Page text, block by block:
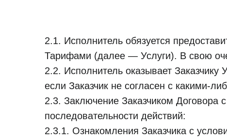
2.1. Исполнитель обязуется
Тарифами (далее — Услуги). В свою
2.2. Исполнитель оказывает Заказчику
если Заказчик не согласен с какими-
2.3. Заключение Заказчиком
последовательности действий:
2.3.1. Ознакомления Заказчика с